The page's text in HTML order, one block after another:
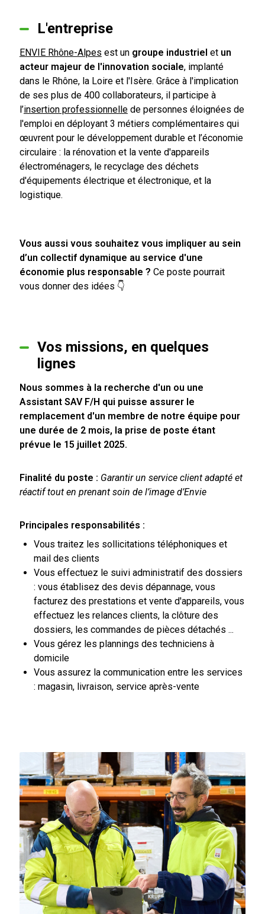
L'entreprise
ENVIE Rhône-Alpes est un groupe industriel et un
acteur majeur de l'innovation sociale, implanté
dans le Rhône, la Loire et l'Isère. Grâce à l'implication
de ses plus de 400 collaborateurs, il participe à
l’insertion professionnellede personnes éloignées de
l'emploien déployant3 métiers complémentaires qui
œuvrent pour le développement durable et l’économie
circulaire : la rénovation et la vente d'appareils
électroménagers, le recyclage des déchets
d'équipements électrique et électronique, et la
logistique.
Vous aussi vous souhaitez vous impliquer au sein
d’un collectif dynamique au service d'une
économie plus responsable ? Ce poste pourrait
vous donner des idées 👇
Vos missions, en quelques
lignes
Nous sommes à la recherche d'un ou une
Assistant SAV F/H qui puisse assurer le
remplacement d'un membre de notre équipe pour
une durée de 2 mois, la prise de poste étant
prévue le 15 juillet 2025.
Finalité du poste : Garantir un service client adapté et
réactif tout en prenant soin de l’image d’Envie
Principales responsabilités :
Vous traitez les sollicitations téléphoniques et
mail des clients
Vous effectuez le suivi administratif des dossiers
: vous établisez des devis dépannage, vous
facturez des prestations et vente d'appareils, vous
effectuez les relances clients, la clôture des
dossiers, les commandes de pièces détachés ...
Vous gérez les plannings des techniciens à
domicile
Vous assurez la communication entre les services
: magasin, livraison, service après-vente